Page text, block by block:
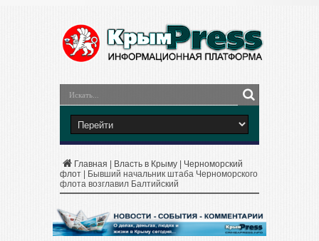
Главная Власть в Крыму
Черноморский
флот
Бывший начальник штаба Черноморского
флота возглавил Балтийский